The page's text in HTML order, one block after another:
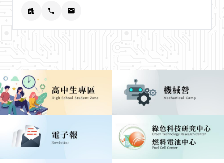
apartment phone email